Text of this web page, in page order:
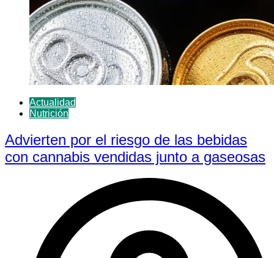
Actualidad
Nutrición
Advierten por el riesgo de las bebidas
con cannabis vendidas junto a gaseosas